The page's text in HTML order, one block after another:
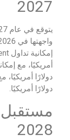
2027
دولارًا أمريكيًا.
2028